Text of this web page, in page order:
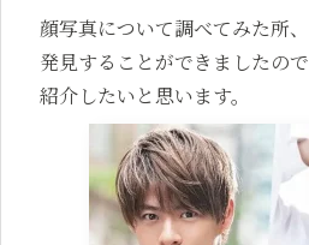
顔写真について調べてみた所、
発見することができましたので
紹介したいと思います。